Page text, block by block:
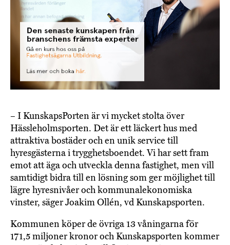
– I KunskapsPorten är vi mycket stolta över
Hässleholmsporten. Det är ett läckert hus med
attraktiva bostäder och en unik service till
hyresgästerna i trygghetsboendet. Vi har sett fram
emot att äga och utveckla denna fastighet, men vill
samtidigt bidra till en lösning som ger möjlighet till
lägre hyresnivåer och kommunalekonomiska
vinster, säger Joakim Ollén, vd Kunskapsporten.
Kommunen köper de övriga 13 våningarna för
171,5 miljoner kronor och Kunskapsporten kommer